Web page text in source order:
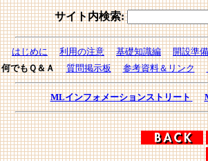
サイト内検索:
はじめに 利用の注意 基礎知識編
開設準
何でもＱ＆Ａ
質問掲示板 参考資料＆リンク
MLインフォメーションストリート